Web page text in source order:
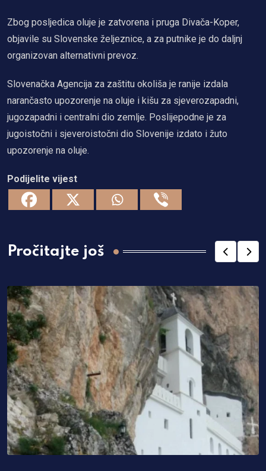
Zbog posljedica oluje je zatvorena i pruga Divača-Koper,
objavile su Slovenske željeznice, a za putnike je do daljnj
organizovan alternativni prevoz.
Slovenačka Agencija za zaštitu okoliša je ranije izdala
narančasto upozorenje na oluje i kišu za sjeverozapadni,
jugozapadni i centralni dio zemlje. Poslijepodne je za
jugoistočni i sjeveroistočni dio Slovenije izdato i žuto
upozorenje na oluje.
Podijelite vijest
Pročitajte još